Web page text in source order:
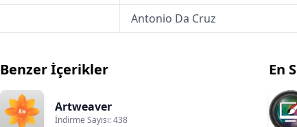
Antonio Da Cruz
Benzer İçerikler
Artweaver
İndirme Sayısı: 438
En